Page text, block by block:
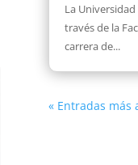
La
través de la
carrera de...
« Entradas más